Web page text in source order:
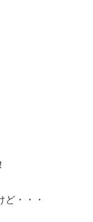
・・・